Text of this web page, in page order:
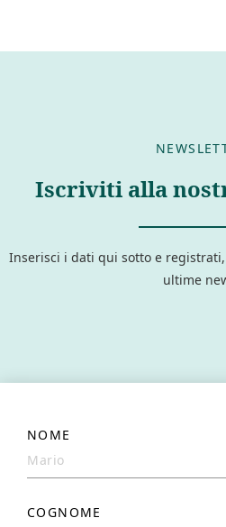
Iscriviti alla
Inserisci i dati qui sotto e
ultime
NOME
COGNOME